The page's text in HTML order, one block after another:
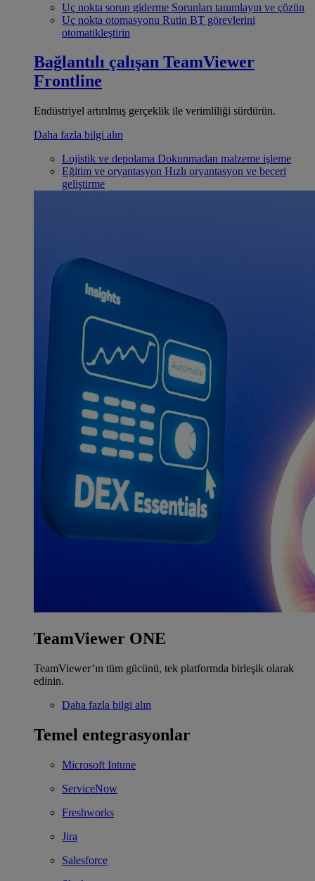
Uç nokta sorun giderme Sorunları tanımlayın ve çözün
Uç nokta otomasyonu Rutin BT görevlerini
otomatikleştirin
Bağlantılı çalışan TeamViewer
Frontline
Endüstriyel artırılmış gerçeklik ile verimliliği sürdürün.
Daha fazla bilgi alın
Lojistik ve depolama Dokunmadan malzeme işleme
Eğitim ve oryantasyon Hızlı oryantasyon ve beceri
geliştirme
TeamViewer ONE
TeamViewer’ın tüm gücünü, tek platformda birleşik olarak
edinin.
Daha fazla bilgi alın
Temel entegrasyonlar
Microsoft Intune
ServiceNow
Freshworks
Jira
Salesforce